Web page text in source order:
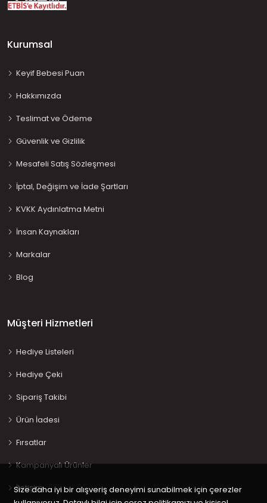
Kurumsal
Keyif Bebesi Puan
Hakkımızda
Teslimat ve Ödeme
Güvenlik ve Gizlilik
Mesafeli Satış Sözleşmesi
İptal, Değişim ve İade Şartları
KVKK Aydınlatma Metni
İnsan Kaynakları
Markalar
Blog
Müşteri Hizmetleri
Hediye Listeleri
Hediye Çeki
Sipariş Takibi
Ürün İadesi
Fırsatlar
Kampanyalı Ürünler
İletişim
Size daha iyi bir alışveriş deneyimi sunabilmek için çerezler